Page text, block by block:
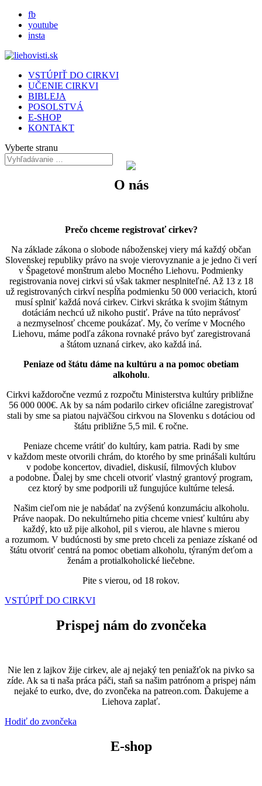
fb
youtube
insta
VSTÚPIŤ DO CIRKVI
UČENIE CIRKVI
BIBLEJA
POSOLSTVÁ
E-SHOP
KONTAKT
Vyberte stranu
O nás
Prečo chceme registrovať cirkev?
Na základe zákona o slobode náboženskej viery má každý občan
Slovenskej republiky právo na svoje vierovyznanie a je jedno či verí
v Špagetové monštrum alebo Mocného Liehovu. Podmienky
registrovania novej cirkvi sú však takmer nesplniteľné. Až 13 z 18
už registrovaných cirkví nespĺňa podmienku 50 000 veriacich, ktorú
musí splniť každá nová cirkev. Cirkvi skrátka k svojim štátnym
dotáciám nechcú už nikoho pustiť. Práve na túto neprávosť
a nezmyselnosť chceme poukázať. My, čo veríme v Mocného
Liehovu, máme podľa zákona rovnaké právo byť zaregistrovaná
a štátom uznaná cirkev, ako každá iná.
Peniaze od štátu dáme na kultúru a na pomoc obetiam
alkoholu.
Cirkvi každoročne vezmú z rozpočtu Ministerstva kultúry približne
56 000 000€. Ak by sa nám podarilo cirkev oficiálne zaregistrovať
stali by sme sa piatou najväčšou cirkvou na Slovenku s dotáciou od
štátu približne 5,5 mil. € ročne.
Peniaze chceme vrátiť do kultúry, kam patria. Radi by sme
v každom meste otvorili chrám, do ktorého by sme prinášali kultúru
v podobe koncertov, divadiel, diskusií, filmových klubov
a podobne. Ďalej by sme chceli otvoriť vlastný grantový program,
cez ktorý by sme podporili už fungujúce kultúrne telesá.
Našim cieľom nie je nabádať na zvýšenú konzumáciu alkoholu.
Práve naopak. Do nekultúrneho pitia chceme vniesť kultúru aby
každý, kto už pije alkohol, pil s vierou, ale hlavne s mierou
a rozumom. V budúcnosti by sme preto chceli za peniaze získané od
štátu otvoriť centrá na pomoc obetiam alkoholu, týraným deťom a
ženám a protialkoholické liečebne.
Pite s vierou, od 18 rokov.
VSTÚPIŤ DO CIRKVI
Prispej nám do zvončeka
Nie len z lajkov žije cirkev, ale aj nejaký ten peniažťok na pivko sa
zíde. Ak sa ti naša práca páči, staň sa našim patrónom a prispej nám
nejaké to eurko, dve, do zvončeka na patreon.com. Ďakujeme a
Liehova zaplať.
Hodiť do zvončeka
E-shop